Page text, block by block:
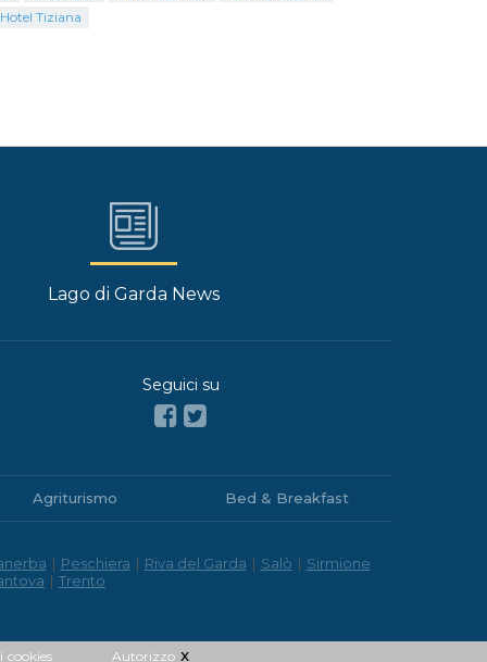
Hotel Tiziana
Lago di Garda News
Seguici su
Agriturismo Bed & Breakfast
| Peschiera | Riva del Garda | Salò | Sirmione
| Trento
cookies Autorizzo x